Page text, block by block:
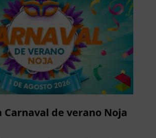
Carnaval de verano Noja